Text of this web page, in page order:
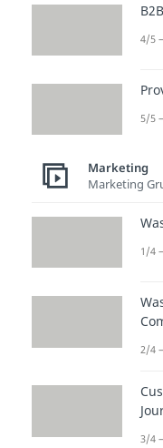
wie
B2B
4/5
5/5
Marketing
Marketing
1/4
2/4
3/4